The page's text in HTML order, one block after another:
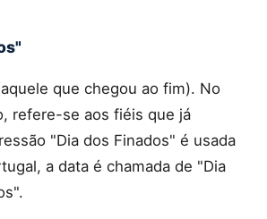
que chegou ao fim). No
refere-se aos fiéis que já
"Dia dos Finados" é usada
a data é chamada de "Dia